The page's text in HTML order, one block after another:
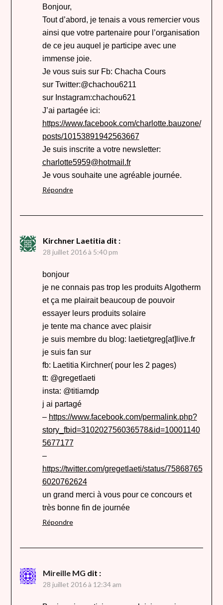
Bonjour,
Tout d’abord, je tenais a vous remercier vous
ainsi que votre partenaire pour l’organisation
de ce jeu auquel je participe avec une
immense joie.
Je vous suis sur Fb: Chacha Cours
sur Twitter:@chachou6211
sur Instagram:chachou621
J’ai partagée ici:
https://www.facebook.com/charlotte.bauzone/
posts/10153891942563667
Je suis inscrite a votre newsletter:
charlotte5959@hotmail.fr
Je vous souhaite une agréable journée.
Répondre
Kirchner Laetitia dit :
28 juillet 2016 à 5:40 pm
bonjour
je ne connais pas trop les produits Algotherm
et ça me plairait beaucoup de pouvoir
essayer leurs produits solaire
je tente ma chance avec plaisir
je suis membre du blog: laetietgreg[at]live.fr
je suis fan sur
fb: Laetitia Kirchner( pour les 2 pages)
tt: @gregetlaeti
insta: @titiamdp
j ai partagé
– https://www.facebook.com/permalink.php?
story_fbid=310202756036578&id=10001140
5677177
–
https://twitter.com/gregetlaeti/status/75868765
6020762624
un grand merci à vous pour ce concours et
très bonne fin de journée
Répondre
Mireille MG dit :
28 juillet 2016 à 12:34 am